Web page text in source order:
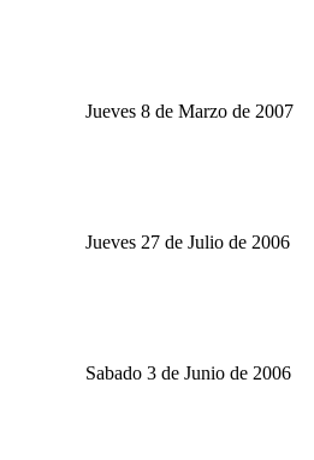
Jueves 8 de Marzo de 2007
Jueves 27 de Julio de 2006
Sabado 3 de Junio de 2006